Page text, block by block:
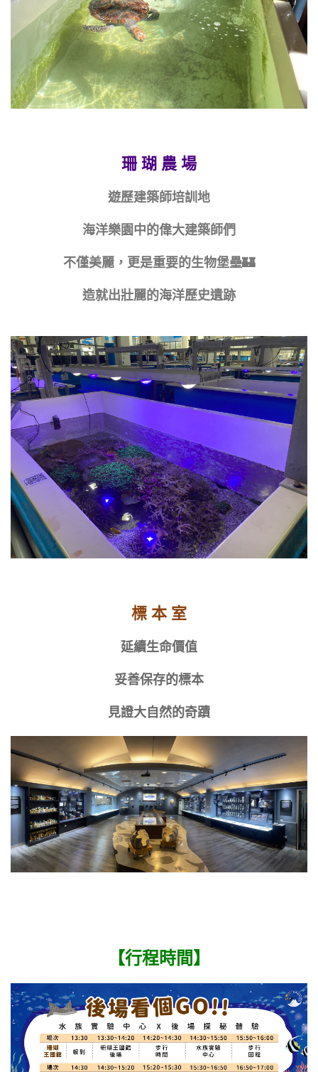
珊 瑚 農 場
遊歷建築師培訓地
海洋樂園中的偉大建築師們
不僅美麗，更是重要的生物堡壘🏰
造就出壯麗的海洋歷史遺跡
標 本 室
延續生命價值
妥善保存的標本
見證大自然的奇蹟
【行程時間】